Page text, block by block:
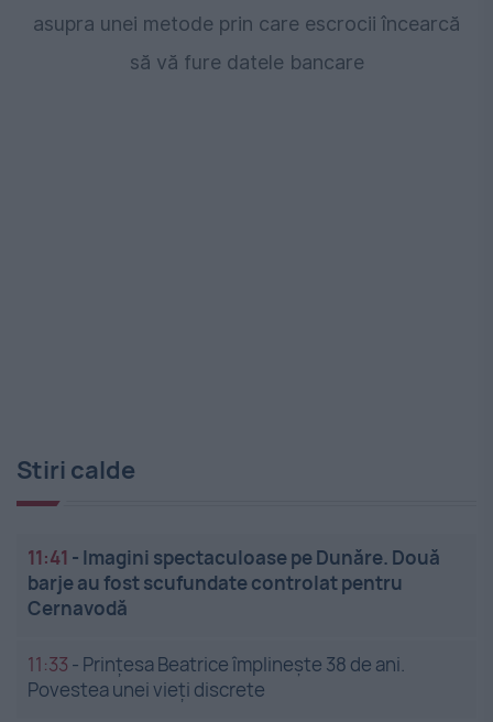
asupra unei metode prin care escrocii încearcă
să vă fure datele bancare
Stiri calde
11:41 - Imagini spectaculoase pe Dunăre. Două
barje au fost scufundate controlat pentru
Cernavodă
11:33 - Prințesa Beatrice împlinește 38 de ani.
Povestea unei vieți discrete